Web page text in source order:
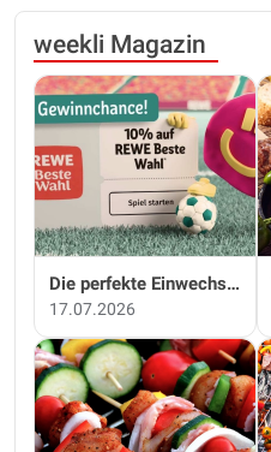
weekli Magazin
Die perfekte Einwechslung: Dein Fan-Bonus!*
17.07.2026